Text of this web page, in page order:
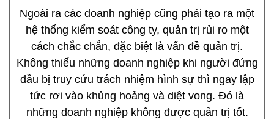
Ngoài ra các doanh nghiệp cũng phải tạo ra một
hệ thống kiểm soát công ty, quản trị rủi ro một
cách chắc chắn, đặc biệt là vấn đề quản trị.
Không thiếu những doanh nghiệp khi người đứng
đầu bị truy cứu trách nhiệm hình sự thì ngay lập
tức rơi vào khủng hoảng và diệt vong. Đó là
những doanh nghiệp không được quản trị tốt.